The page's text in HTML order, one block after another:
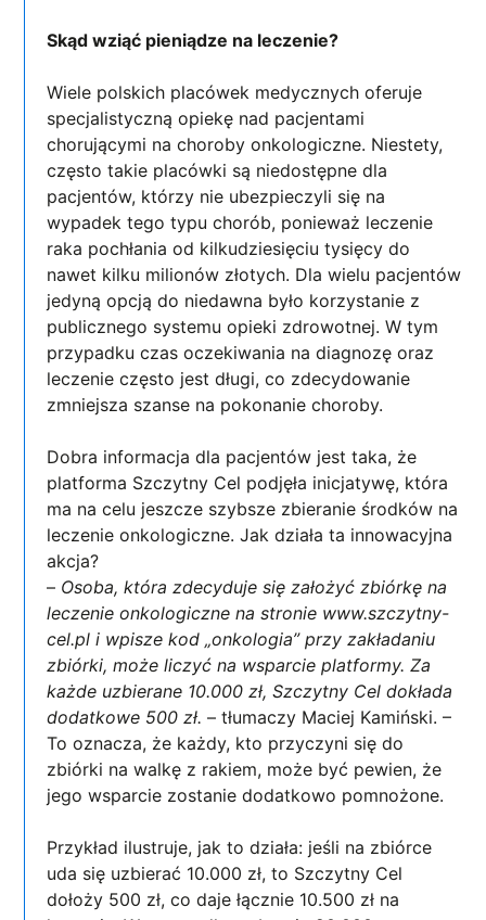
Skąd wziąć pieniądze na leczenie?
Wiele polskich placówek medycznych oferuje
specjalistyczną opiekę nad pacjentami
chorującymi na choroby onkologiczne. Niestety,
często takie placówki są niedostępne dla
pacjentów, którzy nie ubezpieczyli się na
wypadek tego typu chorób, ponieważ leczenie
raka pochłania od kilkudziesięciu tysięcy do
nawet kilku milionów złotych. Dla wielu pacjentów
jedyną opcją do niedawna było korzystanie z
publicznego systemu opieki zdrowotnej. W tym
przypadku czas oczekiwania na diagnozę oraz
leczenie często jest długi, co zdecydowanie
zmniejsza szanse na pokonanie choroby.
Dobra informacja dla pacjentów jest taka, że
platforma Szczytny Cel podjęła inicjatywę, która
ma na celu jeszcze szybsze zbieranie środków na
leczenie onkologiczne. Jak działa ta innowacyjna
akcja?
– Osoba, która zdecyduje się założyć zbiórkę na
leczenie onkologiczne na stronie www.szczytny-
cel.pl i wpisze kod „onkologia” przy zakładaniu
zbiórki, może liczyć na wsparcie platformy. Za
każde uzbierane 10.000 zł, Szczytny Cel dokłada
dodatkowe 500 zł. – tłumaczy Maciej Kamiński. –
To oznacza, że każdy, kto przyczyni się do
zbiórki na walkę z rakiem, może być pewien, że
jego wsparcie zostanie dodatkowo pomnożone.
Przykład ilustruje, jak to działa: jeśli na zbiórce
uda się uzbierać 10.000 zł, to Szczytny Cel
dołoży 500 zł, co daje łącznie 10.500 zł na